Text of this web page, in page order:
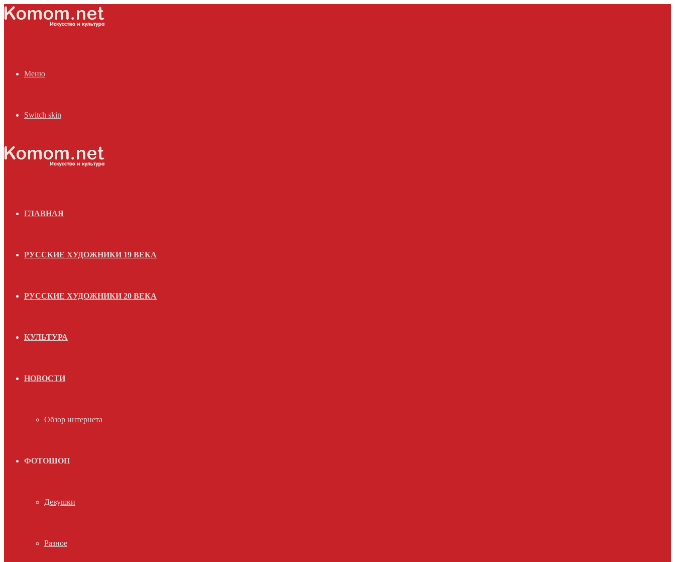
Меню
Switch skin
ГЛАВНАЯ
РУССКИЕ ХУДОЖНИКИ 19 ВЕКА
РУССКИЕ ХУДОЖНИКИ 20 ВЕКА
КУЛЬТУРА
НОВОСТИ
Обзор интернета
ФОТОШОП
Девушки
Разное